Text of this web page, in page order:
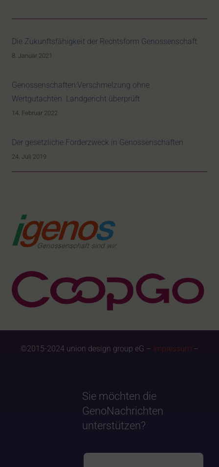
Die Zukunftsfähigkeit der Rechtsform Genossenschaft
8. Januar 2021
Genossenschaften:Verschmelzung ohne
Wertgutachten Landgericht überprüft
14. Februar 2022
Der gesetzliche Förderzweck in Genossenschaften
24. Juli 2019
©2015-2024 union design group eG – Impressum –
Sie möchten die
GenoNachrichten
unterstützen?